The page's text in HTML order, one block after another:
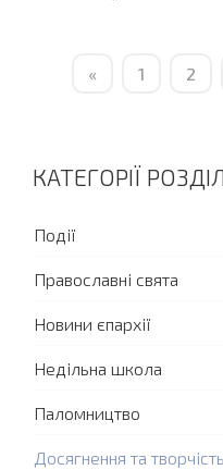
« 1 2
КАТЕГОРІЇ
Події
Православні свята
Новини єпархії
Недільна школа
Паломництво
Досягнення та